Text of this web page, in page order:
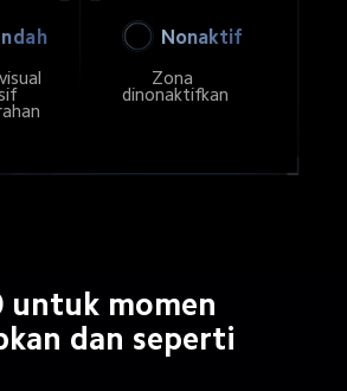
Nonaktif
Zona
dinonaktifkan
untuk momen
dan seperti